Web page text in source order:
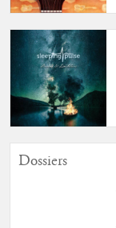
Dossiers